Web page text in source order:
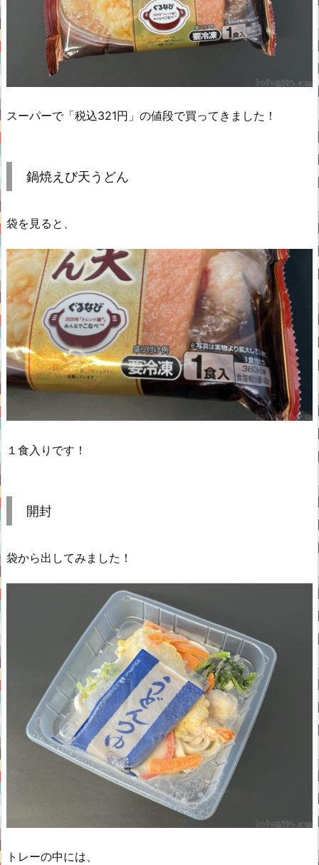
スーパーで「税込321円」の値段で買ってきました！
鍋焼えび天うどん
袋を見ると、
１食入りです！
開封
袋から出してみました！
トレーの中には、